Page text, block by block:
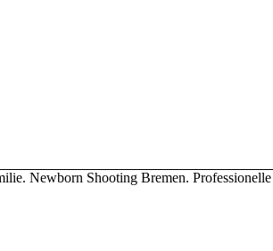
Newborn Shooting Bremen.